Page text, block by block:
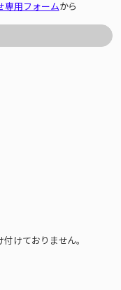
専用フォームから
けておりません。